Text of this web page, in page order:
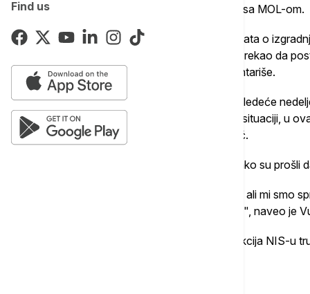
Find usima nekih naznaka u vezi sa pregovorima sa MOL-om.
Predsednik je, nakon potisivanja dokumenata o
pitanje novinara da li neko ucenjuje Srbiju, rekao da
dodao da više od toga ne može da komentariše.
"Nadam se da će to biti završeno u toku sledeće
Znate, u ovakvoj situaciji, u ovako kriznoj situaciji, u
normalno funkcionisanje", istakao je Vućić.
Dodao je da će javnost biti obaveštena kako su prošli
"Imamo nekih četiri ili pet tačaka sporenja, ali mi smo
strana spremna za kompromis, kao i ruska", naveo je
Dodao je da se od početka uvođenja sankcija NIS-u